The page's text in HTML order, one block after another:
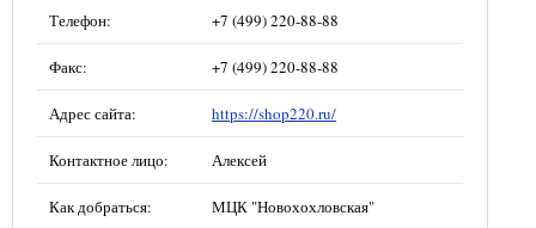
Телефон: +7 (499) 220-88-88
Факс: +7 (499) 220-88-88
Адрес сайта: https://shop220.ru/
Контактное лицо: Алексей
Как добраться: МЦК "Новохохловская"